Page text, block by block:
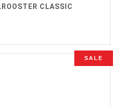
CLASSIC
SALE